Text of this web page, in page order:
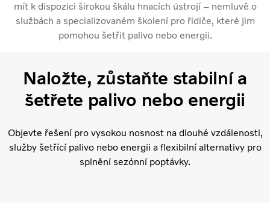
mít k dispozici širokou škálu hnacích ústrojí – nemluvě o
službách a specializovaném školení pro řidiče, které jim
pomohou šetřit palivo nebo energii.
Naložte, zůstaňte stabilní a
šetřete palivo nebo energii
Objevte řešení pro vysokou nosnost na dlouhé vzdálenosti,
služby šetřící palivo nebo energii a flexibilní alternativy pro
splnění sezónní poptávky.